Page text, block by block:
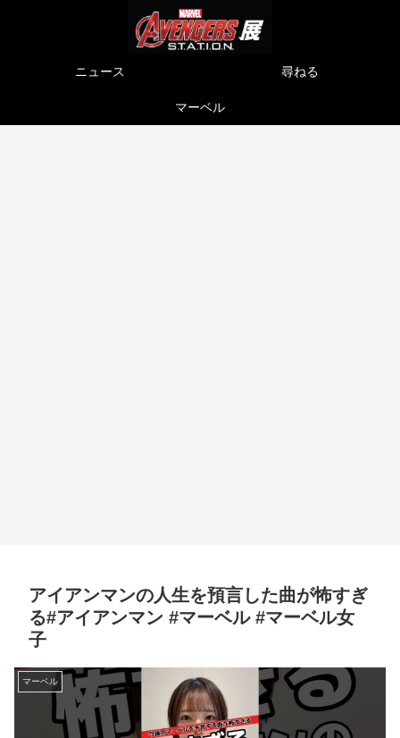
ニュース 尋ねる
マーベル
アイアンマンの人生を預言した曲が怖すぎ
る#アイアンマン #マーベル #マーベル女
子
マーベル